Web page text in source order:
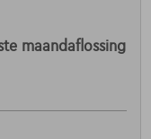
maandaflossing